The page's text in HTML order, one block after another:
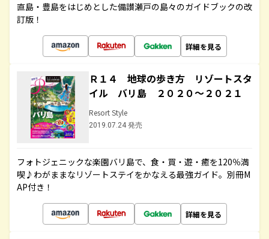
直島・豊島をはじめとした備讃瀬戸の島々のガイドブックの改
訂版！
詳細を見る
Ｒ１４ 地球の歩き方 リゾートスタ
イル バリ島 ２０２０～２０２１
Resort Style
2019.07.24 発売
フォトジェニックな楽園バリ島で、食・買・遊・癒を120％満
喫♪わがままなリゾートステイをかなえる最強ガイド。別冊M
AP付き！
詳細を見る